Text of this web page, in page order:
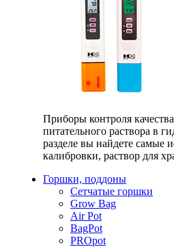
Приборы контроля
питательного раствора в
разделе вы найдете самые
калибровки, раствор для
Горшки, поддоны
Сетчатые горшки
Grow Bag
Air Pot
BagPot
PROpot